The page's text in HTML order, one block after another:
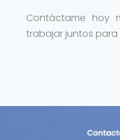
Contáctame hoy
trabajar juntos para